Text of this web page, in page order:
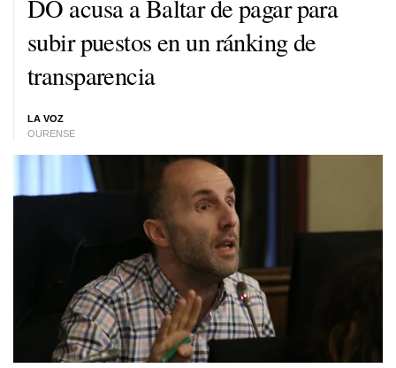
DO acusa a Baltar de pagar para
subir puestos en un ránking de
transparencia
LA VOZ
OURENSE